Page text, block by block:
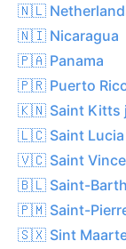
🇳🇱
🇳🇮 Nicaragua
🇵🇦 Panama
🇵🇷 Puerto
🇰🇳 Saint Kitts
🇱🇨 Saint Lucia
🇻🇨 Saint
🇧🇱 Saint-
🇵🇲 Saint-
🇸🇽 Sint